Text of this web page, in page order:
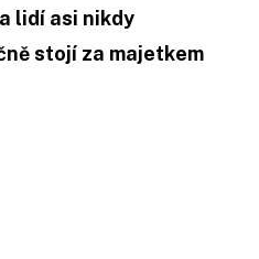
lidí asi nikdy
stojí za majetkem